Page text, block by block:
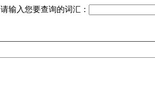
请输入您要查询的词汇：